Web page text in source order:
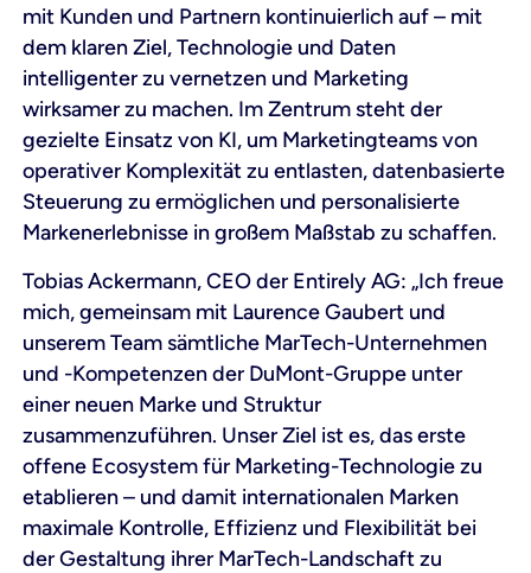
mit Kunden und Partnern kontinuierlich auf – mit
dem klaren Ziel, Technologie und Daten
intelligenter zu vernetzen und Marketing
wirksamer zu machen. Im Zentrum steht der
gezielte Einsatz von KI, um Marketingteams von
operativer Komplexität zu entlasten, datenbasierte
Steuerung zu ermöglichen und personalisierte
Markenerlebnisse in großem Maßstab zu schaffen.
Tobias Ackermann, CEO der Entirely AG: „Ich freue
mich, gemeinsam mit Laurence Gaubert und
unserem Team sämtliche MarTech-Unternehmen
und -Kompetenzen der DuMont-Gruppe unter
einer neuen Marke und Struktur
zusammenzuführen. Unser Ziel ist es, das erste
offene Ecosystem für Marketing-Technologie zu
etablieren – und damit internationalen Marken
maximale Kontrolle, Effizienz und Flexibilität bei
der Gestaltung ihrer MarTech-Landschaft zu